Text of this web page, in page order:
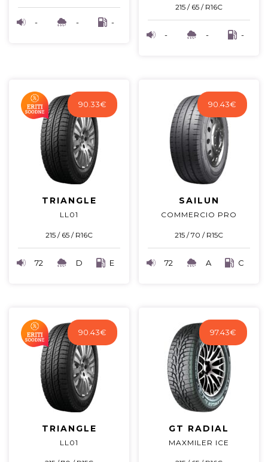
- - -
215 / 65 / R16C
- - -
90.33€
TRIANGLE
LL01
215 / 65 / R16C
72 D E
90.43€
SAILUN
COMMERCIO PRO
215 / 70 / R15C
72 A C
90.43€
TRIANGLE
LL01
97.43€
GT RADIAL
MAXMILER ICE